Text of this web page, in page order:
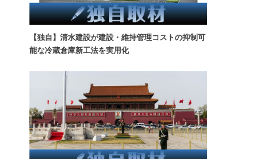
【独自】清水建設が建設・維持管理コストの抑制可
能な冷蔵倉庫新工法を実用化